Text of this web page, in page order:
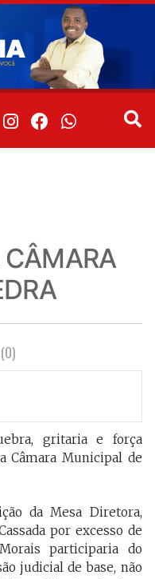
gritaria e força
Câmara Municipal de
da Mesa Diretora,
por excesso de
participaria do
judicial de base, não